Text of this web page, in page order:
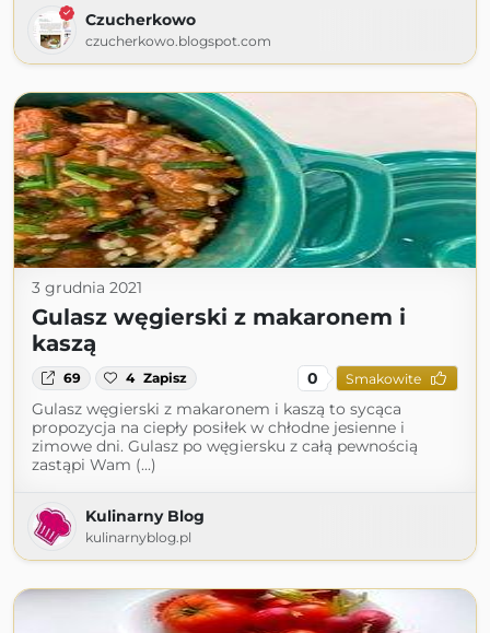
Czucherkowo
czucherkowo.blogspot.com
3 grudnia 2021
Gulasz węgierski z makaronem i
kaszą
69 4 Zapisz 0 Smakowite
Gulasz węgierski z makaronem i kaszą to sycąca
propozycja na ciepły posiłek w chłodne jesienne i
zimowe dni. Gulasz po węgiersku z całą pewnością
zastąpi Wam (...)
Kulinarny Blog
kulinarnyblog.pl